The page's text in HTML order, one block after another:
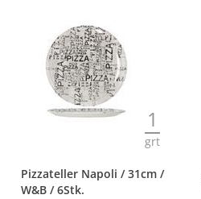
1
grt
Pizzateller Napoli / 31cm /
W&B / 6Stk.